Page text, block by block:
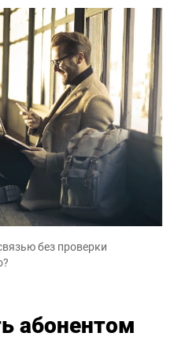
без проверки
абонентом